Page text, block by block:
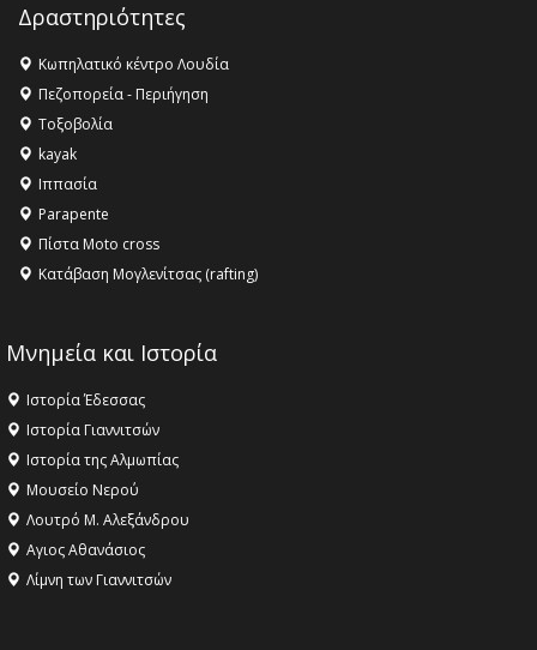
16:27 - Όλυμπος: Εντάχθηκε στον Κατάλογο Παγκόσμιας
Κληρονομιάς της UNESCO – Ομόφωνη η απόφαση Ο
Όλυμπος αναγνωρίστηκε ως φυσικό και πολιτιστικό
αγαθό εξέχουσας οικουμενικής αξίας για την
ανθρωπότητα
16:18 -
ΣΤΗΝ ΕΔΕΣΣΑ
Δραστηριότητες
Κωπηλατικό κέντρο Λουδία
Πεζοπορεία - Περιήγηση
Τοξοβολία
kayak
Ιππασία
Parapente
Πίστα Moto cross
Κατάβαση Μογλενίτσας (rafting)
Μνημεία και Ιστορία
Ιστορία Έδεσσας
Ιστορία Γιαννιτσών
Ιστορία της Αλμωπίας
Μουσείο Νερού
Λουτρό Μ. Αλεξάνδρου
Αγιος Αθανάσιος
Λίμνη των Γιαννιτσών